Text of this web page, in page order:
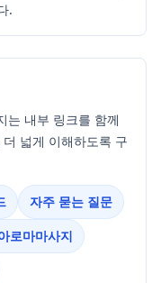
.
는 내부 링크를 함께
넓게 이해하도록 구
자주 묻는 질문
로마마사지